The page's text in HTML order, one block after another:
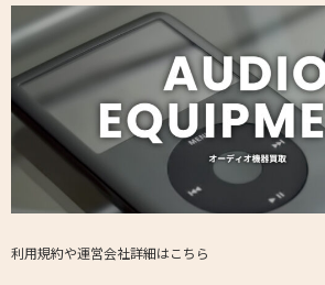
利用規約や運営会社詳細はこちら